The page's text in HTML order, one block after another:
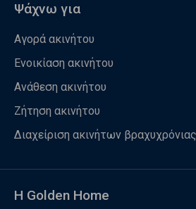
Ψάχνω για
Αγορά ακινήτου
Ενοικίαση ακινήτου
Ανάθεση ακινήτου
Ζήτηση ακινήτου
Διαχείριση ακινήτων
Η Golden Home